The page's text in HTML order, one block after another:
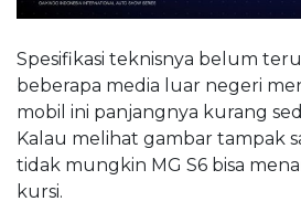
Spesifikasi teknisnya belum
beberapa media luar negeri
mobil ini panjangnya kurang
Kalau melihat gambar tampak
tidak mungkin MG S6 bisa
kursi.